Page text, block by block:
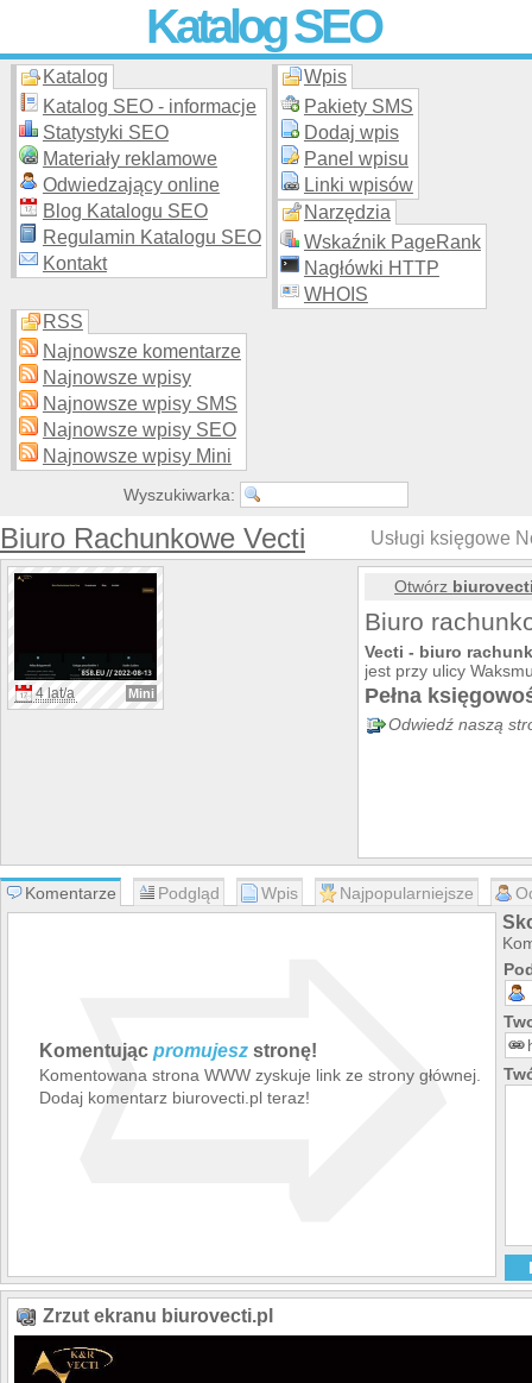
Katalog SEO
Skuteczna i promocja stron WWW –
moderowanego katalogu za darmo!
Katalog
Katalog SEO - informacje
Statystyki SEO
Materiały reklamowe
Odwiedzający online
Blog Katalogu SEO
Regulamin Katalogu SEO
Kontakt
Wpis
Pakiety SMS
Dodaj wpis
Panel wpisu
Linki wpisów
Narzędzia
Wskaźnik PageRank
Nagłówki HTTP
WHOIS
RSS
Najnowsze komentarze
Najnowsze wpisy
Najnowsze wpisy SMS
Najnowsze wpisy SEO
Najnowsze wpisy Mini
Wyszukiwarka:
Biuro Rachunkowe Vecti Usługi księgowe
4 lat/a Mini
Otwórz
Biuro
Vecti - biuro
jest przy ulicy
Pełna
Odwiedź naszą
Komentarze Podgląd Wpis Najpopularniejsze
Komentując promujesz stronę!
Komentowana strona WWW zyskuje link ze strony głównej.
Dodaj komentarz biurovecti.pl teraz!
➯
Zrzut ekranu biurovecti.pl